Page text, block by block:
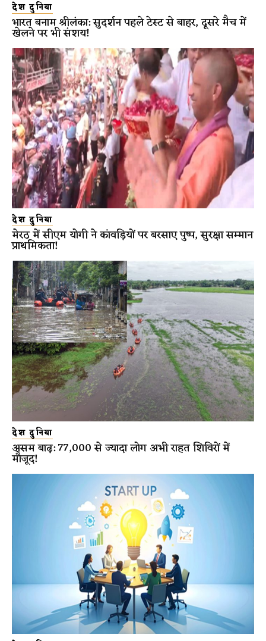
देश दुनिया
भारत बनाम श्रीलंका: सुदर्शन पहले टेस्ट से बाहर, दूसरे मैच में
खेलने पर भी संशय!
देश दुनिया
मेरठ में सीएम योगी ने कांवड़ियों पर बरसाए पुष्प, सुरक्षा सम्मान
प्राथमिकता!
देश दुनिया
असम बाढ़: 77,000 से ज्यादा लोग अभी राहत शिविरों में
मौजूद!